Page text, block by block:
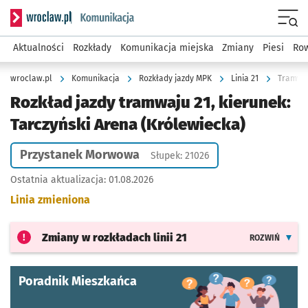
Serwis informacyjny wroclaw.pl podserwis: Komunikacja
Aktualności Rozkłady Komunikacja miejska Zmiany Piesi
wroclaw.pl Komunikacja Rozkłady jazdy MPK Linia 21
Rozkład jazdy tramwaju 21, kierunek:
Tarczyński Arena (Królewiecka)
Przystanek Morwowa Słupek: 21026
Ostatnia aktualizacja: 01.08.2026
Linia zmieniona
Zmiany w rozkładach linii 21 ROZWIŃ
Poradnik Mieszkańca